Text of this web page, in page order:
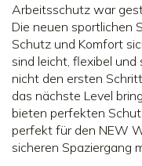
Arbeitsschutz war
Die neuen sportlichen
Schutz und Komfort
sind leicht, flexibel
nicht den ersten
das nächste Level
bieten perfekten
perfekt für den NEW
sicheren Spaziergang